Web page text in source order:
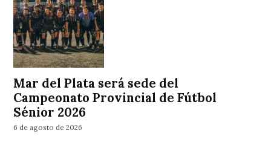
Mar del Plata será sede del
Campeonato Provincial de Fútbol
Sénior 2026
6 de agosto de 2026